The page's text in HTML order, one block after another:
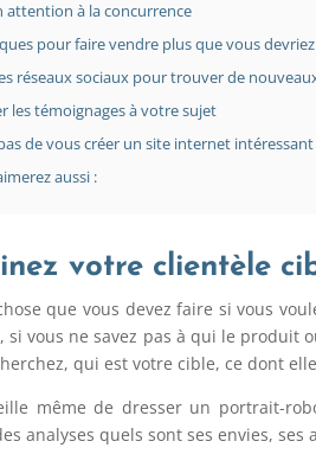
attention à la concurrence
pour faire vendre plus que vous
réseaux sociaux pour trouver de
les témoignages à votre sujet
de vous créer un site internet intéressant
aussi :
votre clientèle
que vous devez faire si vous
si vous ne savez pas à qui le produit
qui est votre cible, ce dont
même de dresser un portrait-
analyses quels sont ses envies,